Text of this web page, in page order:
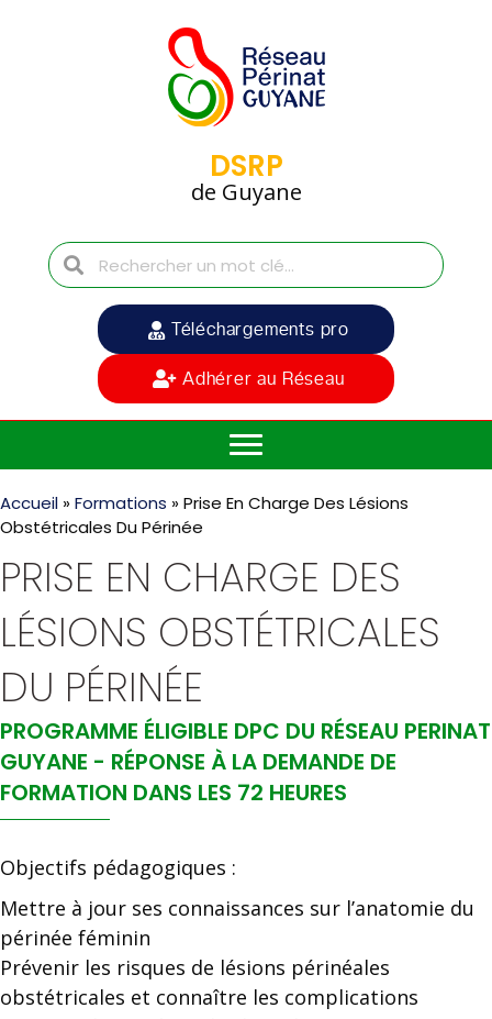
DSRP
de Guyane
Téléchargements pro
Adhérer au Réseau
Accueil »Formations »Prise En Charge Des Lésions
Obstétricales Du Périnée
PRISE EN CHARGE DES
LÉSIONS OBSTÉTRICALES
DU PÉRINÉE
PROGRAMME ÉLIGIBLE DPC DU RÉSEAU PERINAT
GUYANE - RÉPONSE À LA DEMANDE DE
FORMATION DANS LES 72 HEURES
Objectifs pédagogiques :
Mettre à jour ses connaissances sur l’anatomie du
périnée féminin
Prévenir les risques de lésions périnéales
obstétricales et connaître les complications